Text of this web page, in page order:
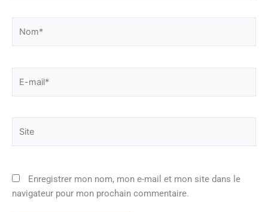
mail*
Enregistrer mon nom, mon e-mail et mon site dans le
navigateur pour mon prochain commentaire.